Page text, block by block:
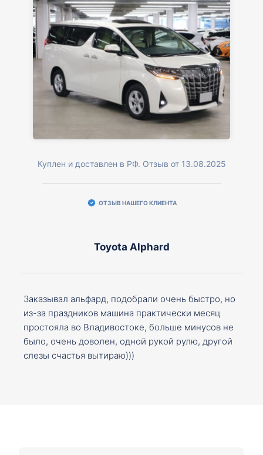
Куплен и доставлен в РФ. Отзыв от 13.08.2025
ОТЗЫВ НАШЕГО КЛИЕНТА
Toyota Alphard
Заказывал альфард, подобрали очень быстро, но
из-за праздников машина практически месяц
простояла во Владивостоке, больше минусов не
было, очень доволен, одной рукой рулю, другой
слезы счастья вытираю)))